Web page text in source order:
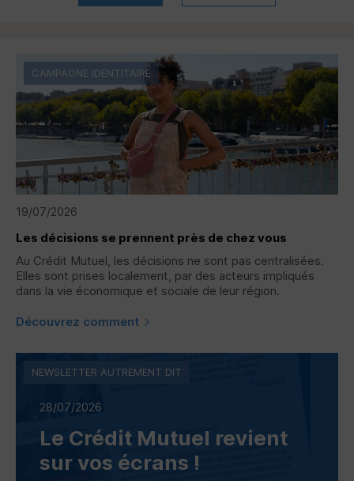
19/07/2026
Les décisions se prennent près de chez vous
Au Crédit Mutuel, les décisions ne sont pas centralisées.
Elles sont prises localement, par des acteurs impliqués
dans la vie économique et sociale de leur région.
Découvrez comment
CAMPAGNE IDENTITAIRE
28/07/2026
Le Crédit Mutuel revient
sur vos écrans !
NEWSLETTER AUTREMENT DIT